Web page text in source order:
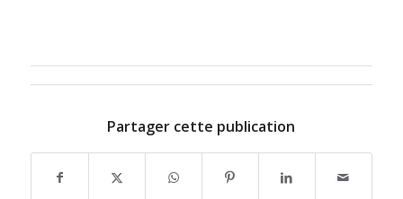
Partager cette publication